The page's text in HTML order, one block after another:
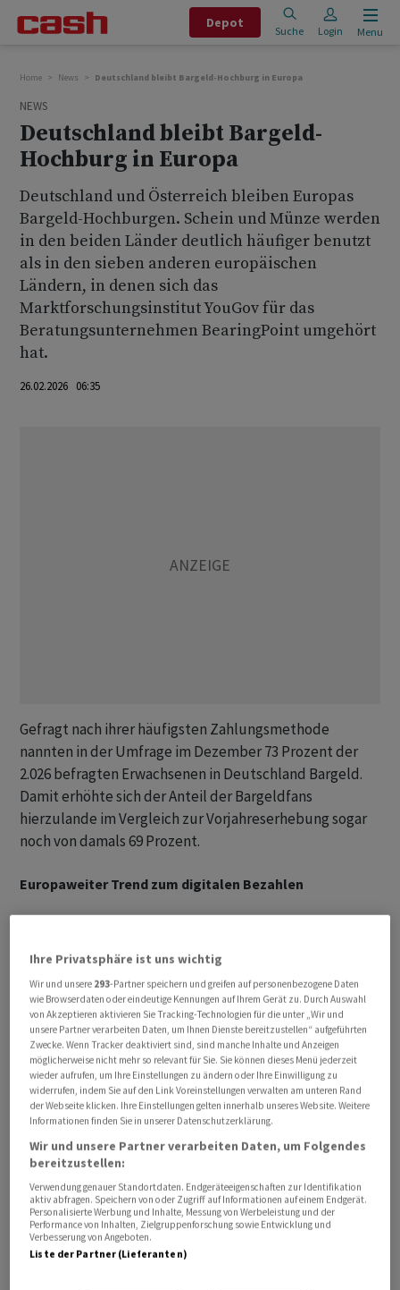
Depot
Suche Login Menu
Home News Deutschland bleibt Bargeld-Hochburg in Europa
NEWS
Deutschland bleibt Bargeld-
Hochburg in Europa
Deutschland und Österreich bleiben Europas
Bargeld-Hochburgen. Schein und Münze werden
in den beiden Länder deutlich häufiger benutzt
als in den sieben anderen europäischen
Ländern, in denen sich das
Marktforschungsinstitut YouGov für das
Beratungsunternehmen BearingPoint umgehört
hat.
26.02.2026 06:35
Gefragt nach ihrer häufigsten Zahlungsmethode
nannten in der Umfrage im Dezember 73 Prozent der
2.026 befragten Erwachsenen in Deutschland Bargeld.
Damit erhöhte sich der Anteil der Bargeldfans
hierzulande im Vergleich zur Vorjahreserhebung sogar
noch von damals 69 Prozent.
Europaweiter Trend zum digitalen Bezahlen
Bargeldnutzung rückläufig - auch in Österreich, wo in
der jüngsten Umfrage 71 Prozent der dort 1.000
Umfrage-Teilnehmer angaben, Bargeld besonders
häufig zu verwenden.
In den sieben anderen Ländern kommen Schein und
Münze beim Bezahlen der Erhebung zufolge deutlich
seltener zum Einsatz: in der Schweiz, die auf Platz drei
landet, greifen 61 Prozent der dort Befragen besonders
häufig zu Bargeld. Irland zählt 58 Prozent, die Bargeld
bevorzugen, in Frankreich sind es 51 Prozent, in den
Niederlanden 46 Prozent.
Ihre Privatsphäre ist uns wichtig
Wir und unsere 293-Partner speichern und greifen auf personenbezogene Daten
wie Browserdaten oder eindeutige Kennungen auf Ihrem Gerät zu. Durch Auswahl
von Akzeptieren aktivieren Sie Tracking-Technologien für die unter „Wir und
unsere Partner verarbeiten Daten, um Ihnen Dienste bereitzustellen“ aufgeführten
Zwecke. Wenn Tracker deaktiviert sind, sind manche Inhalte und Anzeigen
möglicherweise nicht mehr so relevant für Sie. Sie können dieses Menü jederzeit
wieder aufrufen, um Ihre Einstellungen zu ändern oder Ihre Einwilligung zu
widerrufen, indem Sie auf den Link Voreinstellungen verwalten am unteren Rand
der Webseite klicken. Ihre Einstellungen gelten innerhalb unseres Website. Weitere
Informationen finden Sie in unserer Datenschutzerklärung.
Wir und unsere Partner verarbeiten Daten, um Folgendes
bereitzustellen:
Verwendung genauer Standortdaten. Endgeräteeigenschaften zur Identifikation
aktiv abfragen. Speichern von oder Zugriff auf Informationen auf einem Endgerät.
Personalisierte Werbung und Inhalte, Messung von Werbeleistung und der
Performance von Inhalten, Zielgruppenforschung sowie Entwicklung und
Verbesserung von Angeboten.
Liste der Partner (Lieferanten)